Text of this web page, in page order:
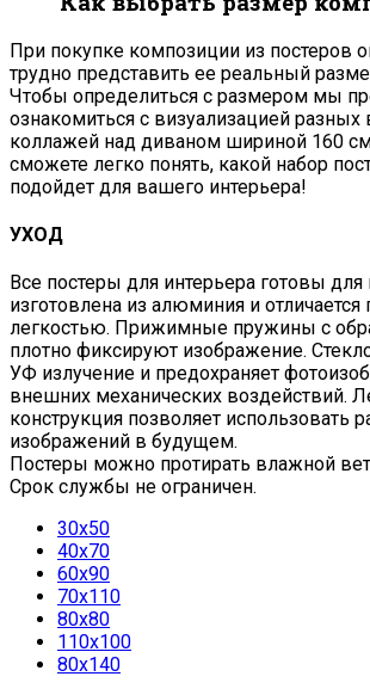
При покупке композиции из постеров
трудно представить ее реальный
Чтобы определиться с размером мы
ознакомиться с визуализацией разных
коллажей над диваном шириной 160
сможете легко понять, какой набор
подойдет для вашего интерьера!
УХОД
Все постеры для интерьера готовы
изготовлена из алюминия и
легкостью. Прижимные пружины с
плотно фиксируют изображение.
УФ излучение и предохраняет
внешних механических воздействий.
конструкция позволяет использовать
изображений в будущем.
Постеры можно протирать влажной
Срок службы не ограничен.
30х50
40х70
60х90
70х110
80х80
110х100
80х140